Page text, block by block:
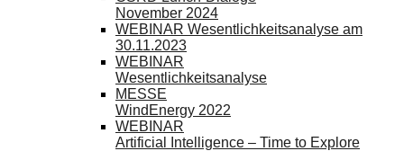
November 2024
WEBINAR Wesentlichkeitsanalyse am
30.11.2023
WEBINAR
Wesentlichkeitsanalyse
MESSE
WindEnergy 2022
WEBINAR
Artificial Intelligence – Time to Explore